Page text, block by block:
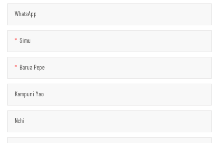
WhatsApp
Simu
Barua Pepe
Kampuni Yao
Nchi